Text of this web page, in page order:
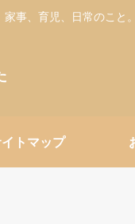
事、育児、日常のこと。
トマップ